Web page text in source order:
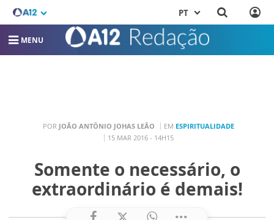
PT
MENU
POR JOÃO ANTÔNIO JOHAS LEÃO EM ESPIRITUALIDADE
15 MAR 2016 - 14H15
Somente o necessário, o
extraordinário é demais!